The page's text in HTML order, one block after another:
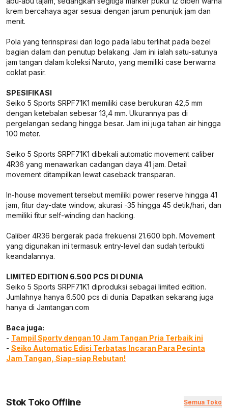
krem bercahaya agar sesuai dengan jarum penunjuk jam dan
menit.
Pola yang terinspirasi dari logo pada labu terlihat pada bezel
bagian dalam dan penutup belakang. Jam ini ialah satu-satunya
jam tangan dalam koleksi Naruto, yang memiliki case berwarna
coklat pasir.
SPESIFIKASI
Seiko 5 Sports SRPF71K1 memiliki case berukuran 42,5 mm
dengan ketebalan sebesar 13,4 mm. Ukurannya pas di
pergelangan sedang hingga besar. Jam ini juga tahan air hingga
100 meter.
Seiko 5 Sports SRPF71K1 dibekali automatic movement caliber
4R36 yang menawarkan cadangan daya 41 jam. Detail
movement ditampilkan lewat caseback transparan.
In-house movement tersebut memiliki power reserve hingga 41
jam, fitur day-date window, akurasi -35 hingga 45 detik/hari, dan
memiliki fitur self-winding dan hacking.
Caliber 4R36 bergerak pada frekuensi 21.600 bph. Movement
yang digunakan ini termasuk entry-level dan sudah terbukti
keandalannya.
LIMITED EDITION 6.500 PCS DI DUNIA
Seiko 5 Sports SRPF71K1 diproduksi sebagai limited edition.
Jumlahnya hanya 6.500 pcs di dunia. Dapatkan sekarang juga
hanya di Jamtangan.com
Baca juga:
- Tampil Sporty dengan 10 Jam Tangan Pria Terbaik ini
- Seiko Automatic Edisi Terbatas Incaran Para Pecinta
Jam Tangan, Siap-siap Rebutan!
Stok Toko Offline Semua Toko